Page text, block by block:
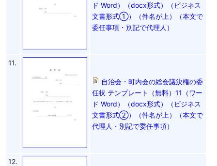
ド Word）（docx形式）（ビジネス
文書形式①）（件名が上）（本文で
委任事項・別記で代理人）
11.
自治会・町内会の総会議決権の委
任状 テンプレート（無料）11（ワー
ド Word）（docx形式）（ビジネス
文書形式②）（件名が上）（本文で
代理人・別記で委任事項）
12.